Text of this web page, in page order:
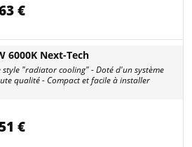
€
6000K Next-Tech
"radiator cooling" - Doté d'un système
qualité - Compact et facile à installer
€